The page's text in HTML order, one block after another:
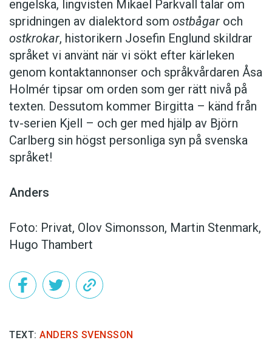
engelska, lingvisten Mikael Parkvall talar om
spridningen av dialektord som ostbågar och
ostkrokar, historikern Josefin Englund skildrar
språket vi använt när vi sökt efter kärleken
genom kontaktannonser och språkvårdaren Åsa
Holmér tipsar om orden som ger rätt nivå på
texten. Dessutom kommer Birgitta – känd från
tv-serien Kjell – och ger med hjälp av Björn
Carlberg sin högst personliga syn på svenska
språket!
Anders
Foto: Privat, Olov Simonsson, Martin Stenmark,
Hugo Thambert
TEXT: ANDERS SVENSSON